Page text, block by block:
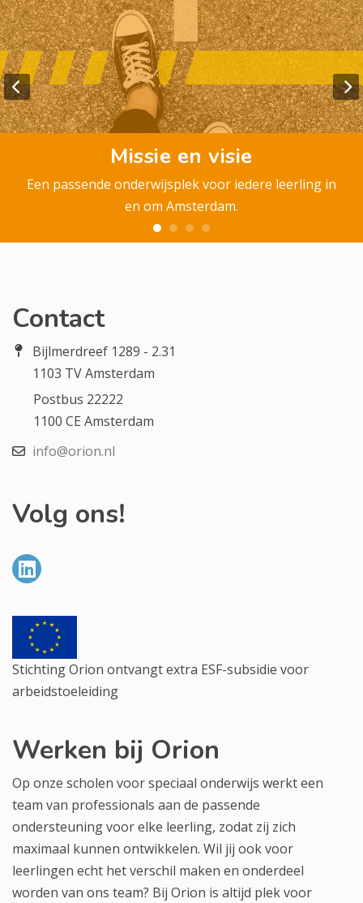
Missie en visie
Een passende onderwijsplek voor iedere leerling in
en om Amsterdam.
Contact
Bijlmerdreef 1289 - 2.31
1103 TV Amsterdam
Postbus 22222
1100 CE Amsterdam
info@orion.nl
Volg ons!
Stichting Orion ontvangt extra ESF-subsidie voor
arbeidstoeleiding
Werken bij Orion
Op onze scholen voor speciaal onderwijs werkt een
team van professionals aan de passende
ondersteuning voor elke leerling, zodat zij zich
maximaal kunnen ontwikkelen. Wil jij ook voor
leerlingen echt het verschil maken en onderdeel
worden van ons team? Bij Orion is altijd plek voor